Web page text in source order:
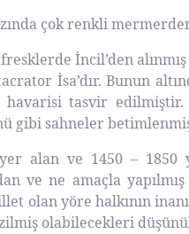
çok renkli
İncil’den alınmış
İsa’dır. Bunun
tasvir
gibi sahneler
alan ve 1450 –
ve ne amaçla
olan yöre halkının
olabilecekleri